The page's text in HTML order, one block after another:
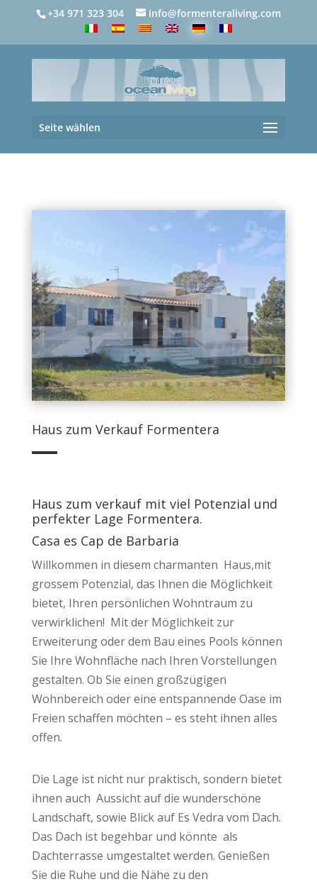
+34 971 323 304 info@formenteraliving.com
Seite wählen
Haus zum Verkauf Formentera
Haus zum verkauf mit viel Potenzial und
perfekter Lage Formentera.
Casa es Cap de Barbaria
Willkommen in diesem charmanten Haus,mit
grossem Potenzial, das Ihnen die Möglichkeit
bietet, Ihren persönlichen Wohntraum zu
verwirklichen! Mit der Möglichkeit zur
Erweiterung oder dem Bau eines Pools können
Sie Ihre Wohnfläche nach Ihren Vorstellungen
gestalten. Ob Sie einen großzügigen
Wohnbereich oder eine entspannende Oase im
Freien schaffen möchten – es steht ihnen alles
offen.
Die Lage ist nicht nur praktisch, sondern bietet
ihnen auch Aussicht auf die wunderschöne
Landschaft, sowie Blick auf Es Vedra vom Dach.
Das Dach ist begehbar und könnte als
Dachterrasse umgestaltet werden. Genießen
Sie die Ruhe und die Nähe zu den